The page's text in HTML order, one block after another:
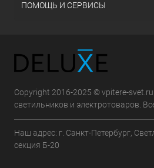
ПОМОЩЬ И СЕРВИСЫ
Copyright 2016-2025 © vpitere-svet.ru
светильников и электротоваров.
Наш адрес: г. Санкт-Петербург,
секция Б-20